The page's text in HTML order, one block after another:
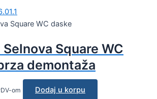
Square WC daske
Square WC
demontaža
om Dodaj u korpu